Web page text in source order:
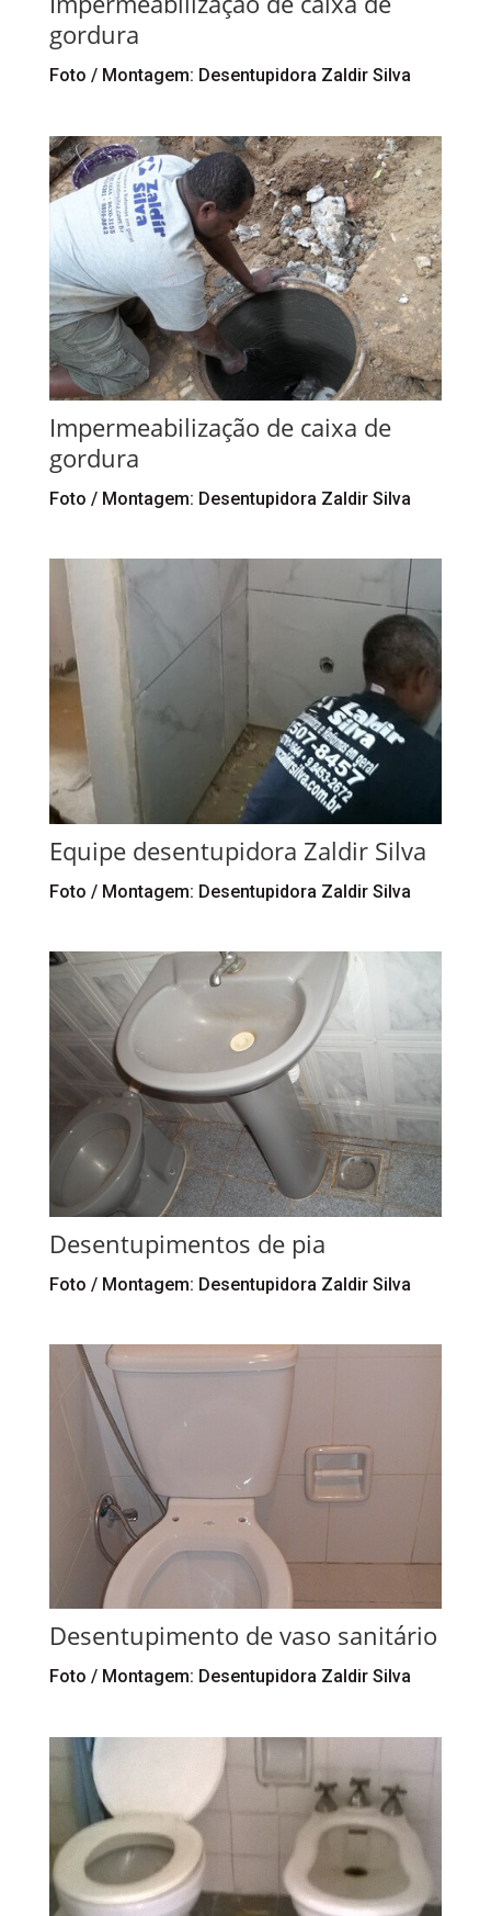
gordura
Foto / Montagem: Desentupidora Zaldir Silva
Impermeabilização de caixa de
gordura
Foto / Montagem: Desentupidora Zaldir Silva
Equipe desentupidora Zaldir Silva
Foto / Montagem: Desentupidora Zaldir Silva
Desentupimentos de pia
Foto / Montagem: Desentupidora Zaldir Silva
Desentupimento de vaso sanitário
Foto / Montagem: Desentupidora Zaldir Silva